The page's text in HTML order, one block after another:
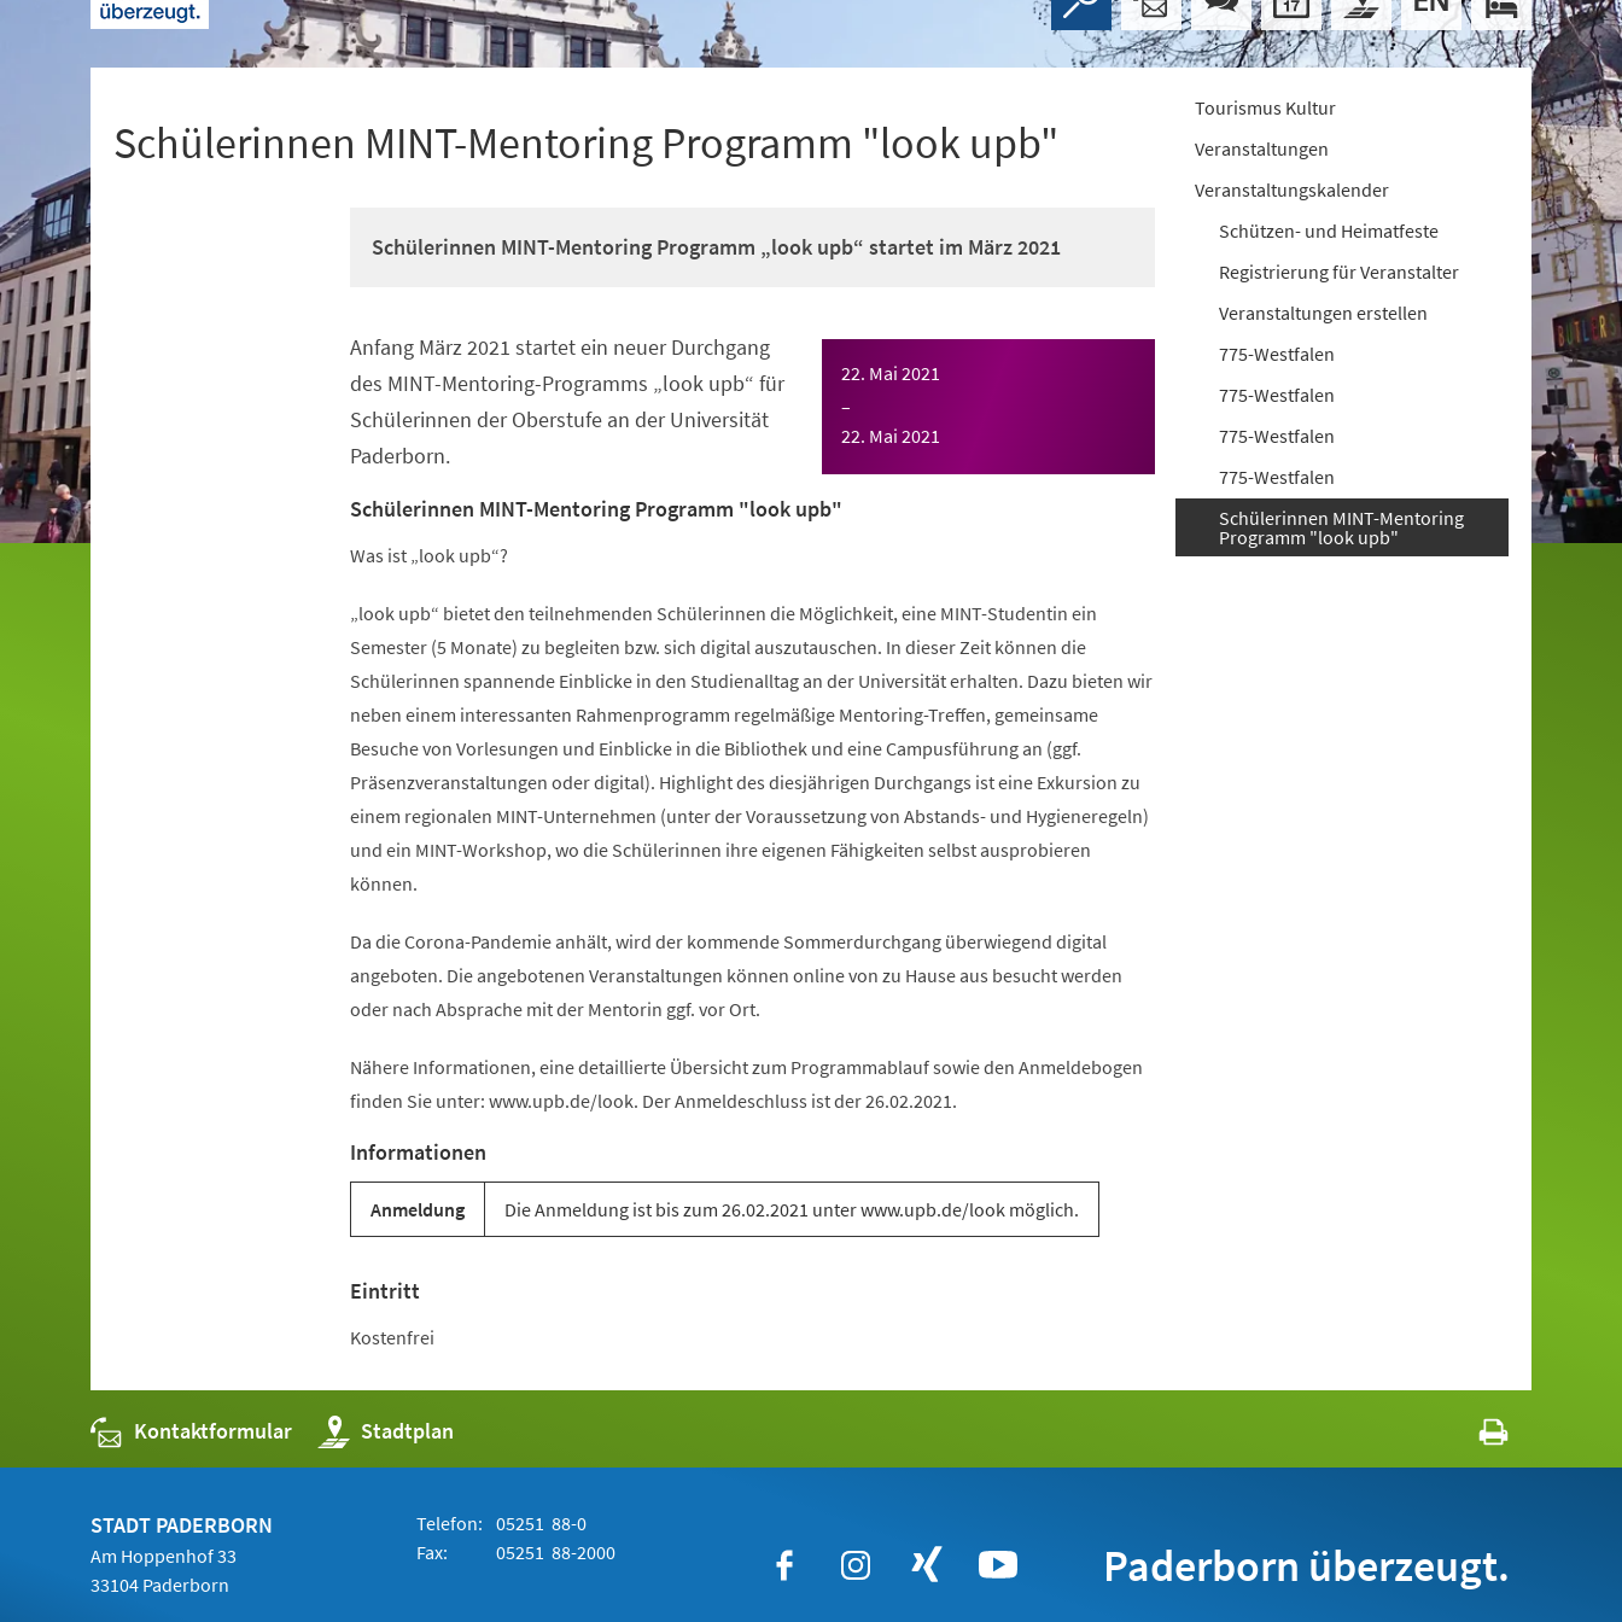
Schülerinnen MINT-Mentoring Programm "look upb"
Schülerinnen MINT-Mentoring Programm „look upb“ startet im März 2021
22. Mai 2021
–
22. Mai 2021
Anfang März 2021 startet ein neuer Durchgang
des MINT-Mentoring-Programms „look upb“ für
Schülerinnen der Oberstufe an der Universität
Paderborn.
Schülerinnen MINT-Mentoring Programm "look upb"
Was ist „look upb“?
„look upb“ bietet den teilnehmenden Schülerinnen die Möglichkeit, eine MINT-Studentin ein
Semester (5 Monate) zu begleiten bzw. sich digital auszutauschen. In dieser Zeit können die
Schülerinnen spannende Einblicke in den Studienalltag an der Universität erhalten. Dazu bieten wir
neben einem interessanten Rahmenprogramm regelmäßige Mentoring-Treffen, gemeinsame
Besuche von Vorlesungen und Einblicke in die Bibliothek und eine Campusführung an (ggf.
Präsenzveranstaltungen oder digital). Highlight des diesjährigen Durchgangs ist eine Exkursion zu
einem regionalen MINT-Unternehmen (unter der Voraussetzung von Abstands- und Hygieneregeln)
und ein MINT-Workshop, wo die Schülerinnen ihre eigenen Fähigkeiten selbst ausprobieren
können.
Da die Corona-Pandemie anhält, wird der kommende Sommerdurchgang überwiegend digital
angeboten. Die angebotenen Veranstaltungen können online von zu Hause aus besucht werden
oder nach Absprache mit der Mentorin ggf. vor Ort.
Nähere Informationen, eine detaillierte Übersicht zum Programmablauf sowie den Anmeldebogen
finden Sie unter: www.upb.de/look. Der Anmeldeschluss ist der 26.02.2021.
Informationen
Anmeldung Die Anmeldung ist bis zum 26.02.2021 unter www.upb.de/look möglich.
Eintritt
Kostenfrei
Tourismus Kultur
Veranstaltungen
Veranstaltungskalender
Schützen- und Heimatfeste
Registrierung für Veranstalter
Veranstaltungen erstellen
775-Westfalen
775-Westfalen
775-Westfalen
775-Westfalen
Schülerinnen MINT-Mentoring
Programm "look upb"
Kontaktformular Stadtplan
(Öffnet
in
einem
STADT PADERBORN
Am Hoppenhof 33
33104 Paderborn
Telefon: 05251 88-0
Fax:
05251 88-2000 Paderborn überzeugt.